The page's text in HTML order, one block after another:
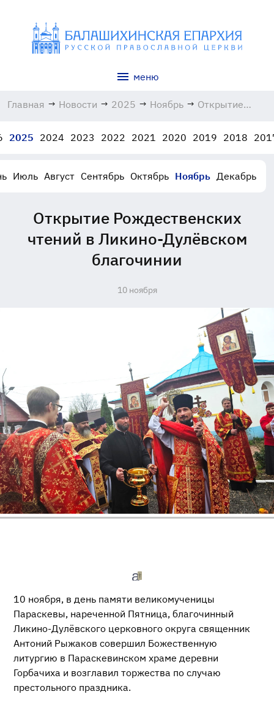
меню
Главная → Новости → 2025 → Ноябрь → Открытие
Ликино-
10.11.2025
2025 2024 2023 2022 2021 2020 2019 2018
Июль Август Сентябрь Октябрь Ноябрь Декабрь
Открытие Рождественских
чтений в Ликино-Дулёвском
благочинии
10 ноября
10 ноября, в день памяти великомученицы
Параскевы, нареченной Пятница, благочинный
Ликино-Дулёвского церковного округа священник
Антоний Рыжаков совершил Божественную
литургию в Параскевинском храме деревни
Горбачиха и возглавил торжества по случаю
престольного праздника.